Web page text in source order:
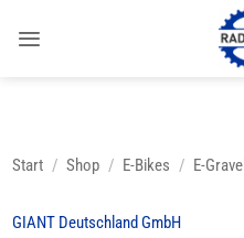
Inhalt
Start / Shop / E-Bikes / E-Gravel
GIANT Deutschland GmbH